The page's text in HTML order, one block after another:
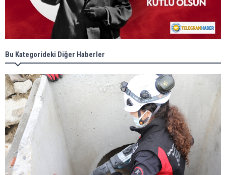
Bu Kategorideki Diğer Haberler